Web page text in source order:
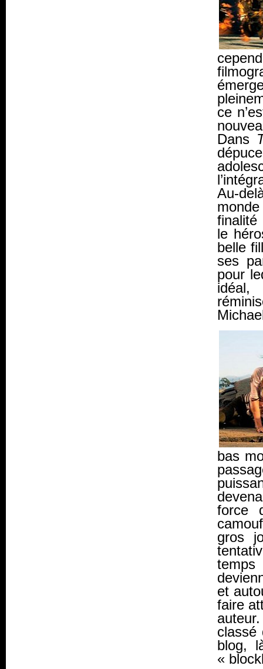
ce
Dans
Au-
finalité
le
belle
ses
pour
bas
force
gros
et
faire
classé
blog,
«